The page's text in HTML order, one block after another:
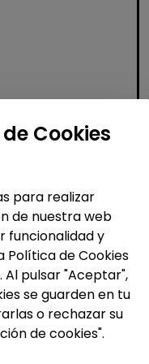
Fundación
al sector
Lanzamos la
Cookies
para realizar
de nuestra web
funcionalidad y
Política de Cookies
pulsar "Aceptar",
se guarden en tu
o rechazar su
de cookies".